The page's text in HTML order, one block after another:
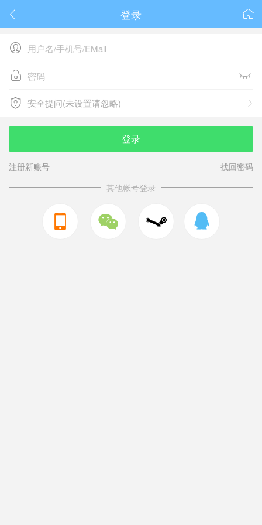
 
登录

 
 
安全提问(未设置请忽略)
安全提问(未设置请忽略)
登录
注册新账号
找回密码
其他帐号登录
  